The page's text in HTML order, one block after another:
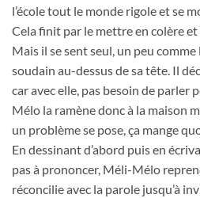
l’école tout le monde rigole et se
Cela finit par le mettre en colère
Mais il se sent seul, un peu
soudain au-dessus de sa tête. Il
car avec elle, pas besoin de parler
Mélo la ramène donc à la maison
un problème se pose, ça mange
En dessinant d’abord puis en
pas à prononcer, Méli-Mélo
réconcilie avec la parole jusqu’à